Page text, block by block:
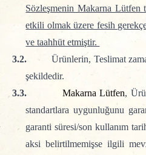
Sözleşmenin Makarna Lütfen
etkili olmak üzere fesih
ve taahhüt etmiştir.
3.2.
Ürünlerin, Teslimat
şekildedir.
3.3.
Makarna Lütfen,
standartlara uygunluğunu
garanti süresi/son kullanım
aksi belirtilmemişse ilgili